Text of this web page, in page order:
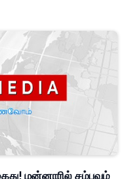
மன்னாரில் சம்பவம்